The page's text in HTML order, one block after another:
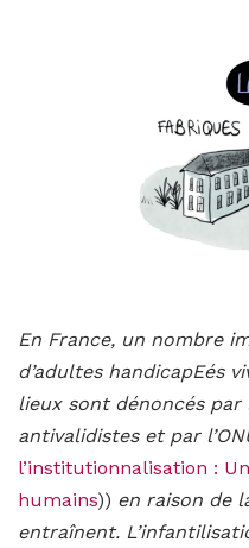
En France, un nombre
d’adultes handicapEés
lieux sont dénoncés par
antivalidistes et par
l’institutionnalisation :
humains)) en raison de
entraînent.